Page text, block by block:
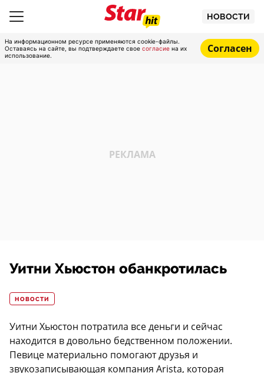
НОВОСТИ
На информационном ресурсе применяются cookie-файлы.
Оставаясь на сайте, вы подтверждаете свое согласие на их
использование.
Согласен
Уитни Хьюстон обанкротилась
НОВОСТИ
Уитни Хьюстон потратила все деньги и сейчас
находится в довольно бедственном положении.
Певице материально помогают друзья и
звукозаписывающая компания Arista, которая